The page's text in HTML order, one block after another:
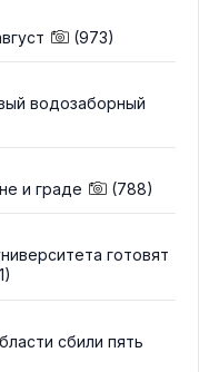
(973)
водозаборный
и граде (788)
готовят
сбили пять